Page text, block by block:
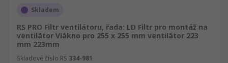
stylech, velikostech a materiálech. Výběr filtru
prostředí, které se má použít. Některé atributy,
které je třeba vzít v úvahu, jsou:• Velikost rámu•
Materiál rámu• Typ filtru• Materiál filtru
Skladem
RS PRO Filtr ventilátoru, řada: LD Filtr pro montáž na
ventilátor Vlákno pro 255 x 255 mm ventilátor 223
mm 223mm
Skladové číslo RS 334-981